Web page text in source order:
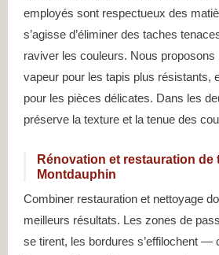
employés sont respectueux des
s’agisse d’éliminer des taches
raviver les couleurs. Nous proposons
vapeur pour les tapis plus résistants,
pour les pièces délicates. Dans les
préserve la texture et la tenue des
Rénovation et restauration de
Montdauphin
Combiner restauration et nettoyage
meilleurs résultats. Les zones de
se tirent, les bordures s’effilochent —